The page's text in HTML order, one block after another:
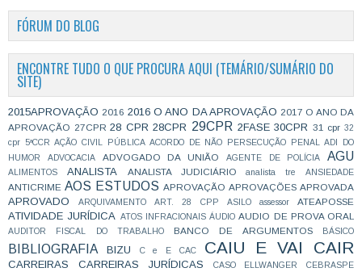
FÓRUM DO BLOG
ENCONTRE TUDO O QUE PROCURA AQUI (TEMÁRIO/SUMÁRIO DO
SITE)
2015APROVAÇÃO 2016 2016 O ANO DA APROVAÇÃO 2017 O ANO DA
APROVAÇÃO 27CPR 28 CPR 28CPR 29CPR 2FASE 30CPR 31 cpr 32
cpr
5ªCCR AÇÃO CIVIL PÚBLICA ACORDO DE NÃO PERSECUÇÃO PENAL ADI DO
HUMOR
ADVOCACIA ADVOGADO DA UNIÃO AGENTE DE POLÍCIA AGU
ALIMENTOS ANALISTA ANALISTA JUDICIÁRIO analista tre ANSIEDADE
ANTICRIME AOS ESTUDOS APROVAÇÃO APROVAÇÕES APROVADA
APROVADO ARQUIVAMENTO ART. 28 CPP ASILO assessor ATEAPOSSE
ATIVIDADE JURÍDICA ATOS INFRACIONAIS ÁUDIO AUDIO DE PROVA ORAL
AUDITOR FISCAL DO TRABALHO BANCO DE ARGUMENTOS BÁSICO
BIBLIOGRAFIA BIZU C e E CAC CAIU E VAI CAIR
CARREIRAS CARREIRAS JURÍDICAS CASO ELLWANGER CEBRASPE